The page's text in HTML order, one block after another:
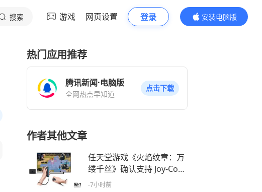
搜索 游戏 网页设置 登录
安装电脑版
内容更精彩
热门应用推荐
腾讯新闻·电脑版
全网热点早知道
点击下载
作者其他文章
任天堂游戏《火焰纹章：万
缕千丝》确认支持 Joy-Con
2 鼠标模式
-7小时前